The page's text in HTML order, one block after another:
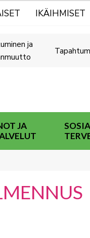
IKÄIHMISET
ja
JA